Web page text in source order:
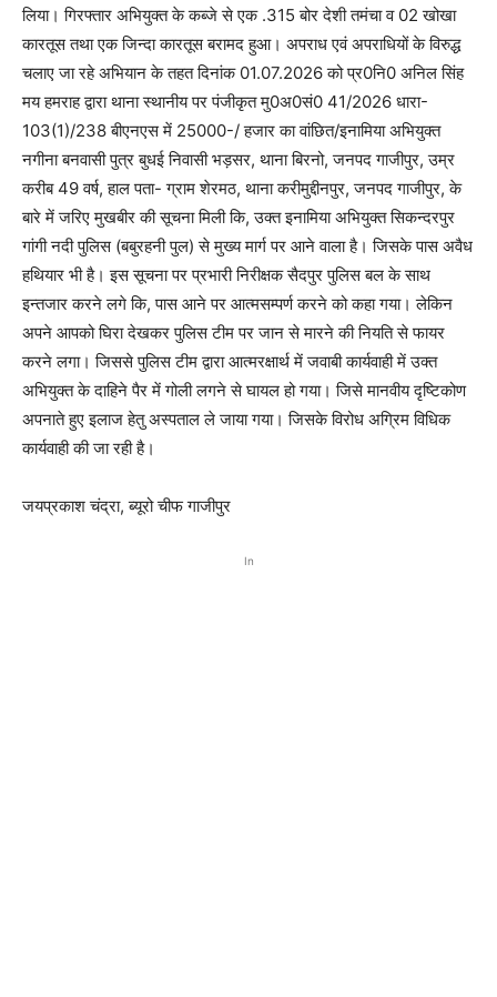
लिया। गिरफ्तार अभियुक्त के कब्जे से एक .315 बोर देशी तमंचा व 02 खोखा
कारतूस तथा एक जिन्दा कारतूस बरामद हुआ। अपराध एवं अपराधियों के विरुद्ध
चलाए जा रहे अभियान के तहत दिनांक 01.07.2026 को प्र0नि0 अनिल सिंह
मय हमराह द्वारा थाना स्थानीय पर पंजीकृत मु0अ0सं0 41/2026 धारा-
103(1)/238 बीएनएस में 25000-/ हजार का वांछित/इनामिया अभियुक्त
नगीना बनवासी पुत्र बुधई निवासी भड़सर, थाना बिरनो, जनपद गाजीपुर, उम्र
करीब 49 वर्ष, हाल पता- ग्राम शेरमठ, थाना करीमुद्दीनपुर, जनपद गाजीपुर, के
बारे में जरिए मुखबीर की सूचना मिली कि, उक्त इनामिया अभियुक्त सिकन्दरपुर
गांगी नदी पुलिस (बबुरहनी पुल) से मुख्य मार्ग पर आने वाला है। जिसके पास अवैध
हथियार भी है। इस सूचना पर प्रभारी निरीक्षक सैदपुर पुलिस बल के साथ
इन्तजार करने लगे कि, पास आने पर आत्मसम्पर्ण करने को कहा गया। लेकिन
अपने आपको घिरा देखकर पुलिस टीम पर जान से मारने की नियति से फायर
करने लगा। जिससे पुलिस टीम द्वारा आत्मरक्षार्थ में जवाबी कार्यवाही में उक्त
अभियुक्त के दाहिने पैर में गोली लगने से घायल हो गया। जिसे मानवीय दृष्टिकोण
अपनाते हुए इलाज हेतु अस्पताल ले जाया गया। जिसके विरोध अग्रिम विधिक
कार्यवाही की जा रही है।
जयप्रकाश चंद्रा, ब्यूरो चीफ गाजीपुर
In